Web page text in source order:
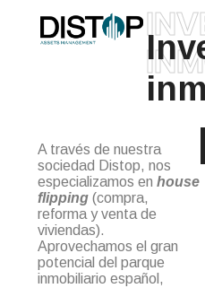
A través de nuestra
sociedad Distop, nos
especializamos en house
flipping (compra,
reforma y venta de
viviendas).
Aprovechamos el gran
potencial del parque
inmobiliario español,